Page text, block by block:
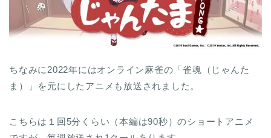
ちなみに2022年にはオンライン麻雀の「雀魂（じゃんた
ま）」を元にしたアニメも放送されました。
こちらは１回5分くらい（本編は90秒）のショートアニメ